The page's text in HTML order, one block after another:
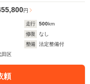
円
走行 500km
修復
なし
整備
法定整備付
田区
頼